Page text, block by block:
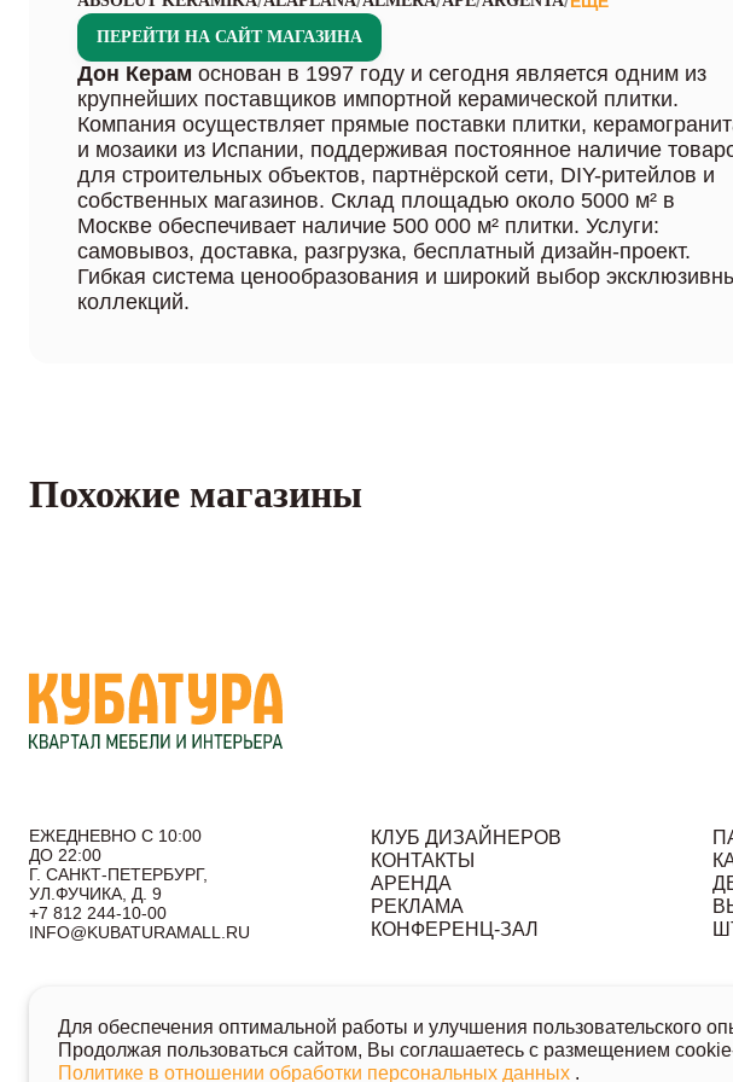
ПЕРЕЙТИ НА САЙТ МАГАЗИНА
Дон Керам основан в 1997 году и сегодня является одним из
крупнейших поставщиков импортной керамической плитки.
Компания осуществляет прямые поставки плитки,
и мозаики из Испании, поддерживая постоянное наличие
для строительных объектов, партнёрской сети, DIY-ритейлов и
собственных магазинов. Склад площадью около 5000 м² в
Москве обеспечивает наличие 500 000 м² плитки. Услуги:
самовывоз, доставка, разгрузка, бесплатный дизайн-проект.
Гибкая система ценообразования и широкий выбор
коллекций.
Похожие магазины
ЕЖЕДНЕВНО С 10:00
ДО 22:00
Г. САНКТ-ПЕТЕРБУРГ,
УЛ.ФУЧИКА, Д. 9
+7 812 244-10-00
INFO@KUBATURAMALL.RU
КЛУБ ДИЗАЙНЕРОВ
КОНТАКТЫ
АРЕНДА
РЕКЛАМА
КОНФЕРЕНЦ-ЗАЛ
© 2026 Кубатура. Квартал мебели и интерьера
Информация о товарах и ценах на сайте не является публичной офертой, носит
Для обеспечения оптимальной работы и улучшения пользовательского
Продолжая пользоваться сайтом, Вы соглашаетесь с размещением
Политике в отношении обработки персональных данных .